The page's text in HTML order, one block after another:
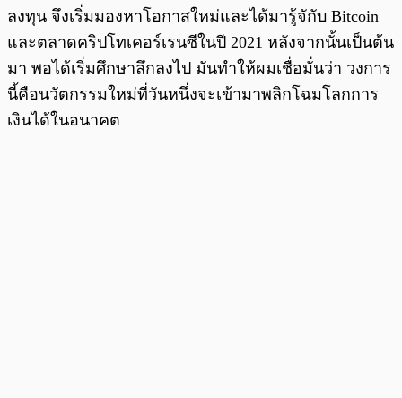
ลงทุน จึงเริ่มมองหาโอกาสใหม่และได้มารู้จักับ Bitcoin
และตลาดคริปโทเคอร์เรนซีในปี 2021 หลังจากนั้นเป็นต้น
มา พอได้เริ่มศึกษาลึกลงไป มันทำให้ผมเชื่อมั่นว่า วงการ
นี้คือนวัตกรรมใหม่ที่วันหนึ่งจะเข้ามาพลิกโฉมโลกการ
เงินได้ในอนาคต